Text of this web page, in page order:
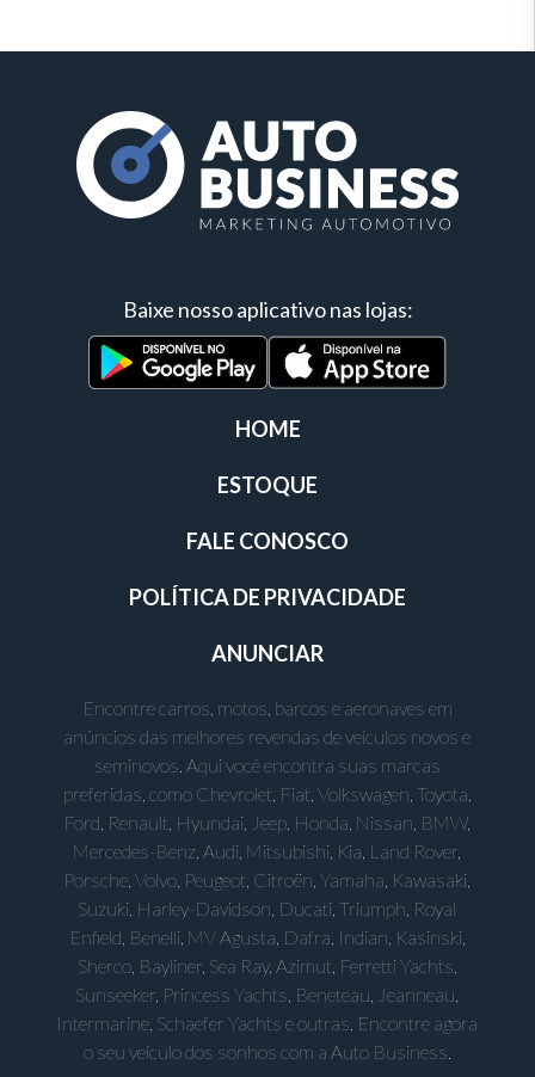
Baixe nosso aplicativo nas lojas:
HOME
ESTOQUE
FALE CONOSCO
POLÍTICA DE PRIVACIDADE
ANUNCIAR
Encontre carros, motos, barcos e aeronaves em
anúncios das melhores revendas de veículos novos e
seminovos. Aqui você encontra suas marcas
preferidas, como Chevrolet, Fiat, Volkswagen, Toyota,
Ford, Renault, Hyundai, Jeep, Honda, Nissan, BMW,
Mercedes-Benz, Audi, Mitsubishi, Kia, Land Rover,
Porsche, Volvo, Peugeot, Citroën, Yamaha, Kawasaki,
Suzuki, Harley-Davidson, Ducati, Triumph, Royal
Enfield, Benelli, MV Agusta, Dafra, Indian, Kasinski,
Sherco, Bayliner, Sea Ray, Azimut, Ferretti Yachts,
Sunseeker, Princess Yachts, Beneteau, Jeanneau,
Intermarine, Schaefer Yachts e outras. Encontre agora
o seu veículo dos sonhos com a Auto Business.